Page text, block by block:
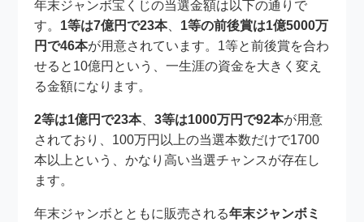
年末ジャンボ宝くじの当選金額は以下の通りで
す。 1等は7億円で23本、 1等の前後賞は1億5000万
円で46本が用意されています。1等と前後賞を合わ
せると10億円という、一生涯の資金を大きく変え
る金額になります。
2等は1億円で23本、3等は1000万円で92本が用意
されており、100万円以上の当選本数だけで1700
本以上という、かなり高い当選チャンスが存在し
ます。
年末ジャンボとともに販売される年末ジャンボミ